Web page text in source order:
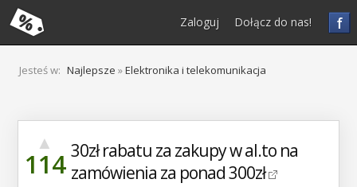
f
Zaloguj Dołącz do nas!
Jesteś w: Najlepsze »Elektronika i telekomunikacja
▲
114 30zł rabatu za zakupy w al.to na
zamówienia za ponad 300zł